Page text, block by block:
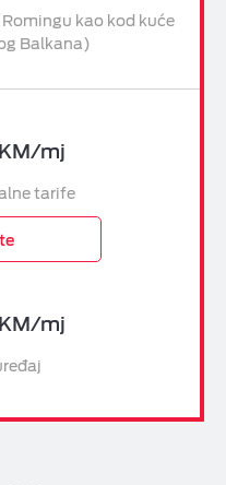
kao kod kuće
Balkana)
KM/mj
tarife
KM/mj